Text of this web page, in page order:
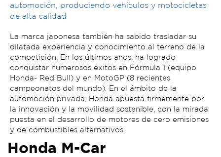
automoción, produciendo vehículos y motocicletas
de alta calidad
La marca japonesa también ha sabido trasladar su
dilatada experiencia y conocimiento al terreno de la
competición. En los últimos años, ha logrado
conquistar numerosos éxitos en Fórmula 1 (equipo
Honda- Red Bull) y en MotoGP (8 recientes
campeonatos del mundo). En el ámbito de la
automoción privada, Honda apuesta firmemente por
la innovación y la movilidad sostenible, con la mirada
puesta en el desarrollo de motores de cero emisiones
y de combustibles alternativos.
Honda M-Car